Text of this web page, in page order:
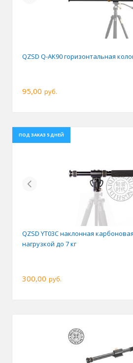
QZSD Q-AK90 горизонтальная
95,00 руб.
ПОД ЗАКАЗ 5 ДНЕЙ
Previous
QZSD YT03C наклонная
нагрузкой до 7 кг
300,00 руб.